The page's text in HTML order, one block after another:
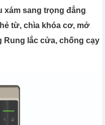
sang trọng đẳng
từ, chìa khóa cơ, mở
Rung lắc cửa, chống cạy